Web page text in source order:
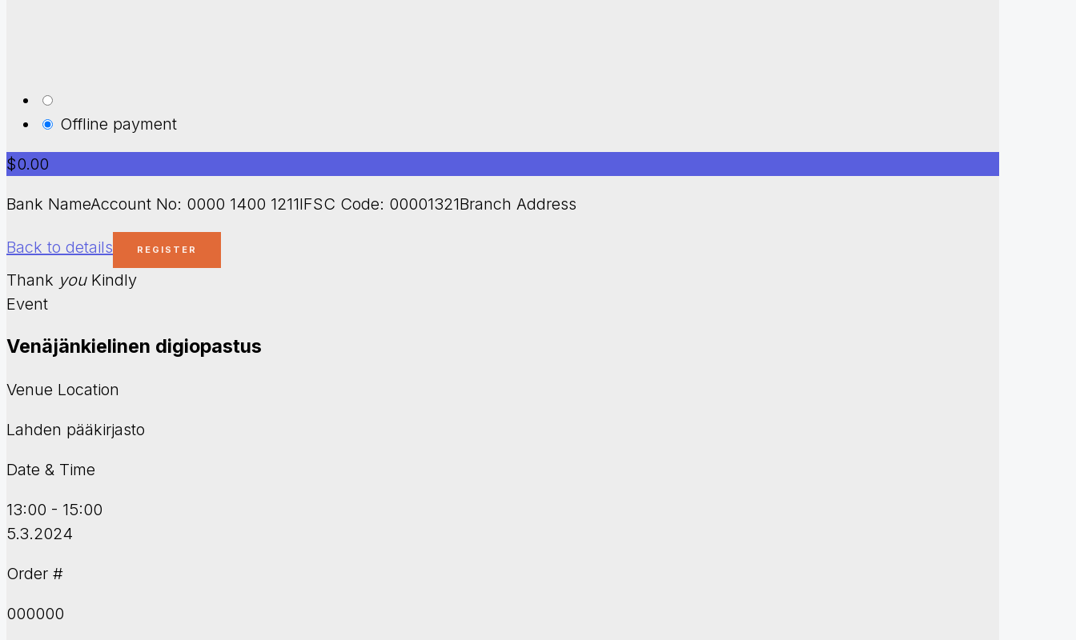
Offline payment
$0.00
Bank NameAccount No: 0000 1400 1211IFSC Code: 00001321Branch Address
Back to details
Thank youKindly
Event
Venäjänkielinen digiopastus
Venue Location
Lahden pääkirjasto
Date & Time
13:00 - 15:00
5.3.2024
Order #
000000